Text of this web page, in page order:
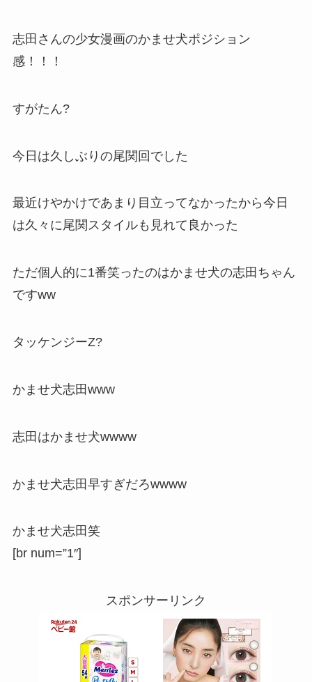
志田さんの少女漫画のかませ犬ポジション
感！！！
すがたん?
今日は久しぶりの尾関回でした
最近けやかけであまり目立ってなかったから今日
は久々に尾関スタイルも見れて良かった
ただ個人的に1番笑ったのはかませ犬の志田ちゃん
ですww
タッケンジーZ?
かませ犬志田www
志田はかませ犬wwww
かませ犬志田早すぎだろwwww
かませ犬志田笑
[br num=”1″]
スポンサーリンク